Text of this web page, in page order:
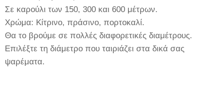
Σε καρούλι των 150, 300 και 600 μέτρων.
Χρώμα: Κίτρινο, πράσινο, πορτοκαλί.
Θα το βρούμε σε πολλές διαφορετικές διαμέτρους.
Επιλέξτε τη διάμετρο που ταιριάζει στα δικά σας
ψαρέματα.